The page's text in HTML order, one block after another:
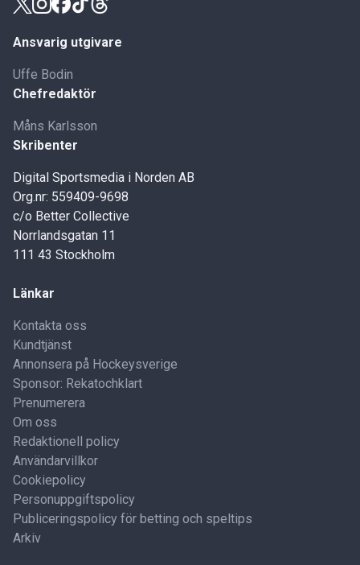
Ansvarig utgivare
Uffe Bodin
Chefredaktör
Måns Karlsson
Skribenter
Digital Sportsmedia i Norden AB
Org.nr: 559409-9698
c/o Better Collective
Norrlandsgatan 11
111 43 Stockholm
Länkar
Kontakta oss
Kundtjänst
Annonsera på Hockeysverige
Sponsor: Rekatochklart
Prenumerera
Om oss
Redaktionell policy
Användarvillkor
Cookiepolicy
Personuppgiftspolicy
Publiceringspolicy för betting och speltips
Arkiv